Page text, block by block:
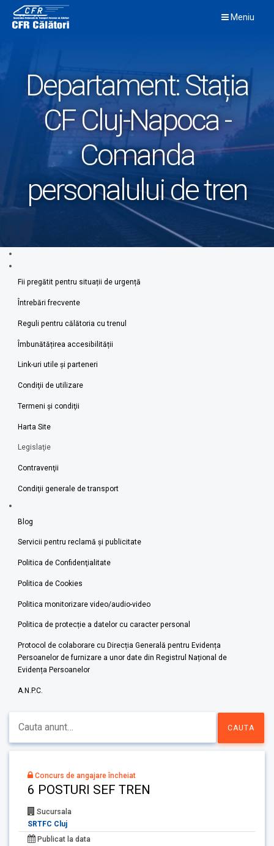
content
Meniu
Departament:Stația
CF Cluj-Napoca -
Comanda
personalului de tren
Fii pregătit pentru situații de urgență
Întrebări frecvente
Reguli pentru călătoria cu trenul
Îmbunătățirea accesibilității
Link-uri utile şi parteneri
Condiţii de utilizare
Termeni şi condiţii
Harta Site
Legislaţie
Contravenţii
Condiţii generale de transport
Blog
Servicii pentru reclamă și publicitate
Politica de Confidenţialitate
Politica de Cookies
Politica monitorizare video/audio-video
Politica de protecție a datelor cu caracter personal
Protocol de colaborare cu Direcția Generală pentru Evidența
Persoanelor de furnizare a unor date din Registrul Național de
Evidența Persoanelor
A.N.P.C.
Concurs de angajare încheiat
6 POSTURI SEF TREN
Sucursala
SRTFC Cluj
Publicat la data